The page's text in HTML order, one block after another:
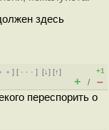
здесь
] [ · · ·][↓] [↑]
+1
+ / –
переспорить о